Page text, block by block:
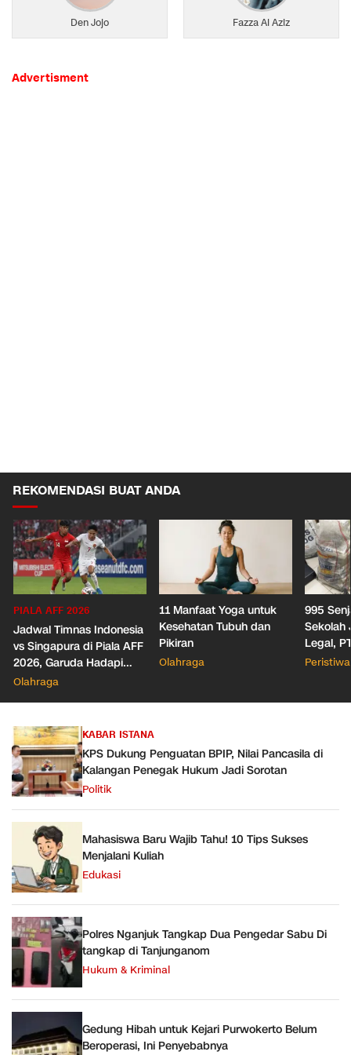
Den Jojo Fazza Al Aziz
Advertisment
REKOMENDASI BUAT ANDA
PIALA AFF 2026
Jadwal Timnas Indonesia
vs Singapura di Piala AFF
2026, Garuda Hadapi
Laga Penentuan
Olahraga
11 Manfaat Yoga untuk
Kesehatan Tubuh dan
Pikiran
Olahraga
995
Sekolah
Legal,
Izin
Peristiwa
KABAR ISTANA
KPS Dukung Penguatan BPIP, Nilai Pancasila di
Kalangan Penegak Hukum Jadi Sorotan
Politik
Mahasiswa Baru Wajib Tahu! 10 Tips Sukses
Menjalani Kuliah
Edukasi
Polres Nganjuk Tangkap Dua Pengedar Sabu Di
tangkap di Tanjunganom
Hukum & Kriminal
Gedung Hibah untuk Kejari Purwokerto Belum
Beroperasi, Ini Penyebabnya